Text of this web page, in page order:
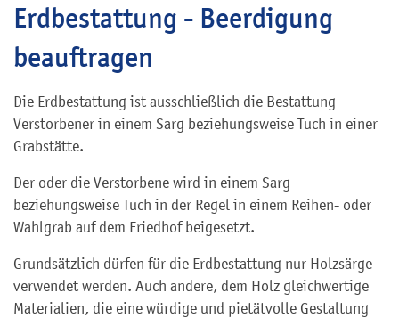
Erdbestattung - Beerdigung
beauftragen
Die Erdbestattung ist ausschließlich die Bestattung
Verstorbener in einem Sarg beziehungsweise Tuch in einer
Grabstätte.
Der oder die Verstorbene wird in einem Sarg
beziehungsweise Tuch in der Regel in einem Reihen- oder
Wahlgrab auf dem Friedhof beigesetzt.
Grundsätzlich dürfen für die Erdbestattung nur Holzsärge
verwendet werden. Auch andere, dem Holz gleichwertige
Materialien, die eine würdige und pietätvolle Gestaltung